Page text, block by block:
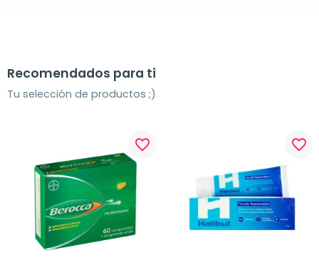
Recomendados para ti
Tu selección de productos ;)
favorite_border favorite_border